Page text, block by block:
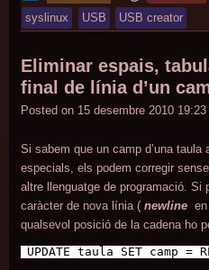
entry
was
posted
in
tagged
syslinux
USB USB creator
Eliminar espais,
final de línia d’un
Posted on 15 desembre 2010 19:23
Si sabem que un camp d’una
especials, els podem corregir
altre llenguatge de programació. Si
caràcter de nova línia ( newline
qualsevol posició de la cadena ho
UPDATE taula SET camp